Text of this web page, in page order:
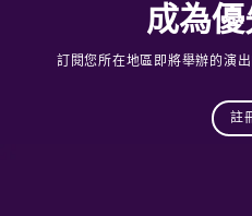
成為
訂閱您所在地區即將舉辦的演
註